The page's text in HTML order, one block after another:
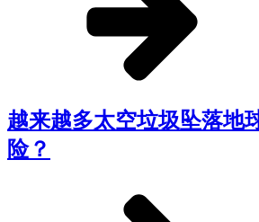
越来越多太空垃圾坠落地
险？